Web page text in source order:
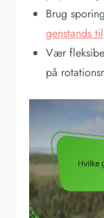
Brug
genstands
Vær
på